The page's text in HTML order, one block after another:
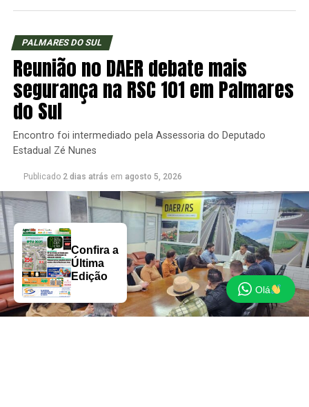
PALMARES DO SUL
Reunião no DAER debate mais
segurança na RSC 101 em Palmares
do Sul
Encontro foi intermediado pela Assessoria do Deputado
Estadual Zé Nunes
Publicado 2 dias atrás em agosto 5, 2026
Confira a
Última
Edição
Olá